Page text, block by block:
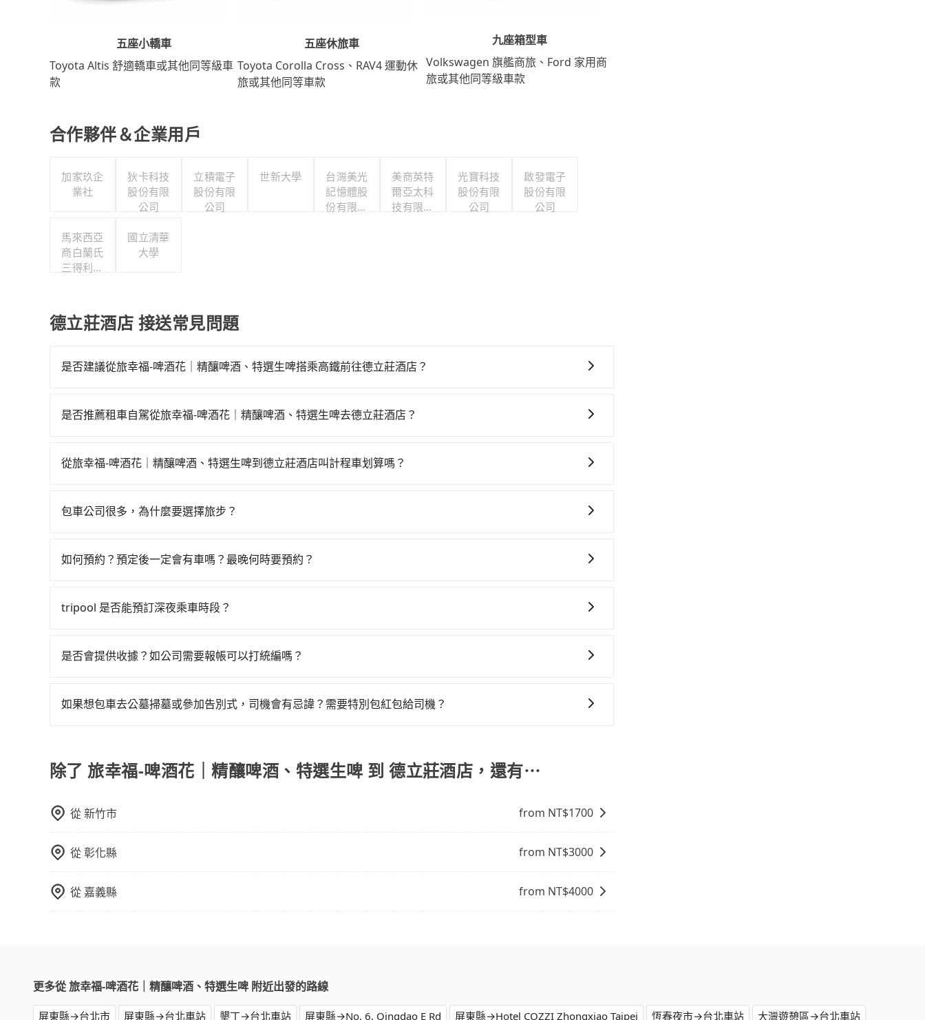
五座小轎車
Toyota Altis 舒適轎車或其他同等級車
款
五座休旅車
Toyota Corolla Cross、RAV4 運動休
旅或其他同等車款
九座箱型車
Volkswagen 旗艦商旅、Ford 家用商
旅或其他同等級車款
合作夥伴＆企業用戶
加家玖企
業社
狄卡科技
股份有限
公司
立積電子
股份有限
公司
世新大學
台灣美光
記憶體股
份有限公
美商英特
爾亞太科
技有限公
光寶科技
股份有限
公司
啟發電子
股份有限
公司
馬來西亞
商白蘭氏
三得利股
公司
國立清華
大學
德立莊酒店 接送常見問題
是否建議從旅幸福-啤酒花｜精釀啤酒、特選生啤搭乘高鐵前往德立莊酒店？
站！從最早05:50一直到22:10，左營-台北一天最多有89班次高鐵可搭乘。假設從旅幸福-啤酒花｜精釀啤酒、特
台北高鐵站，每人票價1,490元，再用15分鐘出站，最後再根據距離的遠近或者天候狀況，決定是步行一段路或
小黃的難度是雙北大城市的300倍。縱使幸運攔到一輛小黃了，屏東縣少部分小黃司機不按表收費，看乘客是外
麼趕時間的人來說，預約tripool還是比較划算的。如果你是三人以下要乘車，也可參考tripool的拼車共乘服
是否推薦租車自駕從旅幸福-啤酒花｜精釀啤酒、特選生啤去德立莊酒店？
說昌隆國際租賃、驛站事業、富群小客車租賃。一般租車以天為單位，小轎車如Toyota Altis、Nissan Tiida，
200~400公里，超過還會額外加收100~2,000元不等的費用。由於絕大多數的租車公司都沒有提供甲租乙還的服
方便。再者，租車地點可能離旅幸福-啤酒花｜精釀啤酒、特選生啤還有段路，且須配合車行營業時間做租還動
從旅幸福-啤酒花｜精釀啤酒、特選生啤到德立莊酒店叫計程車划算嗎？
9,050~13,600元間，但如改預約tripool可省高達$5,400。但如果你無法提前預約，或偏好臨時叫車，那要注意
場被坑受騙。綜合以上，無論在價格或服務品質上，tripool都是你從旅幸福-啤酒花｜精釀啤酒、特選生啤到德
包車公司很多，為什麼要選擇旅步？
供更彈性的取消訂單規定，並致力於提供高品質的包車服務。選擇旅步絕對是明智的選擇之一。
如何預約？預定後一定會有車嗎？最晚何時要預約？
地址，三秒內即可查到真實價格，照著步驟填寫完乘客資料與線上刷卡，訂單即成立。在拿到訂單編號後，隨即
價格越低價，如臨時需要，前一天傍晚五點前仍會收單，最遲如當天下午過後乘車，四小時前仍能預約。
tripool 是否能預訂深夜乘車時段？
是否會提供收據？如公司需要報帳可以打統編嗎？
付款前可以輸入公司的抬頭與統編，可向國稅局報帳，且免加收5%稅金。在收到後，可自行列印留存或報帳，
如果想包車去公墓掃墓或參加告別式，司機會有忌諱？需要特別包紅包給司機？
議。此外，是否需要給司機紅包或小費，則可以由您自行決定。不過，建議可事先詢問司機是否接受。」
除了 旅幸福-啤酒花｜精釀啤酒、特選生啤 到 德立莊酒店，還有⋯
從新竹市 from NT$1700
從彰化縣 from NT$3000
從 嘉義縣 from NT$4000
更多從 旅幸福-啤酒花｜精釀啤酒、特選生啤 附近出發的路線
屏東縣→台北市 屏東縣→台北車站 墾丁→台北車站 屏東縣→No. 6, Qingdao E Rd 屏東縣→Hotel COZZI Zhongxiao Taipei 恆春夜市→台北車站 大灣遊憩區→台北車站